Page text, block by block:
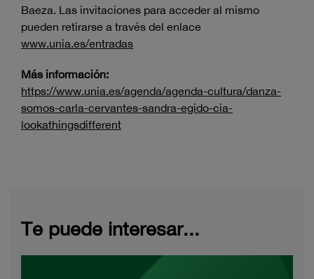
Baeza. Las invitaciones para acceder al mismo
pueden retirarse a través del enlace
www.unia.es/entradas
Más información:
https://www.unia.es/agenda/agenda-cultura/danza-
somos-carla-cervantes-sandra-egido-cia-
lookathingsdifferent
Te puede interesar...